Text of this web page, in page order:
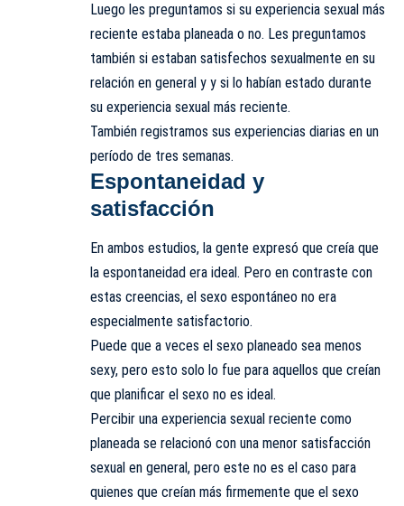
Luego les preguntamos si su experiencia sexual más
reciente estaba planeada o no. Les preguntamos
también si estaban satisfechos sexualmente en su
relación en general y y si lo habían estado durante
su experiencia sexual más reciente.
También registramos sus experiencias diarias en un
período de tres semanas.
Espontaneidad y
satisfacción
En ambos estudios, la gente expresó que creía que
la espontaneidad era ideal. Pero en contraste con
estas creencias, el sexo espontáneo no era
especialmente satisfactorio.
Puede que a veces el sexo planeado sea menos
sexy, pero esto solo lo fue para aquellos que creían
que planificar el sexo no es ideal.
Percibir una experiencia sexual reciente como
planeada se relacionó con una menor satisfacción
sexual en general, pero este no es el caso para
quienes que creían más firmemente que el sexo